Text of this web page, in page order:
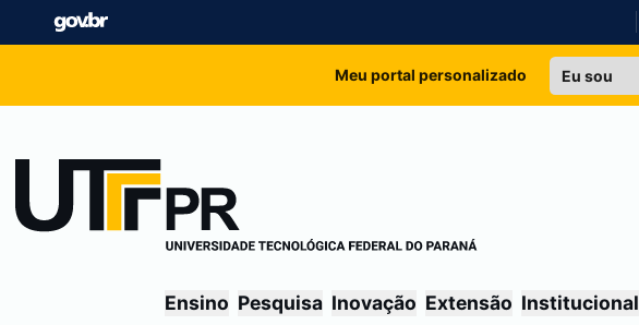
Meu portal personalizado
Ensino Pesquisa Inovação Extensão Institucional